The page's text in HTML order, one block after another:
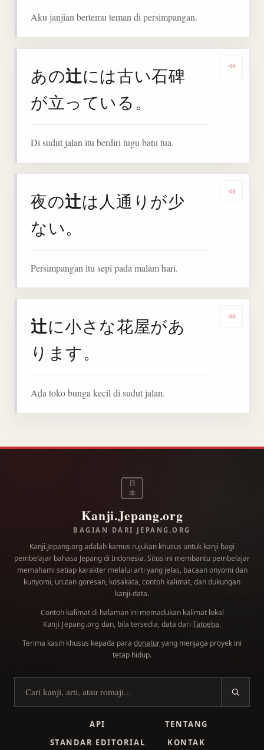
Aku janjian bertemu teman di persimpangan.
あの辻には古い石碑
が立っている。
Di sudut jalan itu berdiri tugu batu tua.
夜の辻は人通りが少
ない。
Persimpangan itu sepi pada malam hari.
辻に小さな花屋があ
ります。
Ada toko bunga kecil di sudut jalan.
日
本
Kanji.Jepang.org
BAGIAN DARI JEPANG.ORG
Kanji.Jepang.org adalah kamus rujukan khusus untuk kanji bagi
pembelajar bahasa Jepang di Indonesia. Situs ini membantu pembelajar
memahami setiap karakter melalui arti yang jelas, bacaan onyomi dan
kunyomi, urutan goresan, kosakata, contoh kalimat, dan dukungan
kanji-data.
Contoh kalimat di halaman ini memadukan kalimat lokal
Kanji.Jepang.org dan, bila tersedia, data dari Tatoeba.
Terima kasih khusus kepada para donaturyang menjaga proyek ini
tetap hidup.
Cari kanji
API
TENTANG
STANDAR EDITORIAL
KONTAK